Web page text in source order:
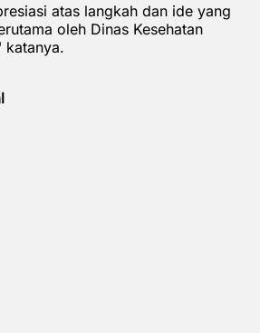
atas langkah dan ide yang
oleh Dinas Kesehatan
katanya.